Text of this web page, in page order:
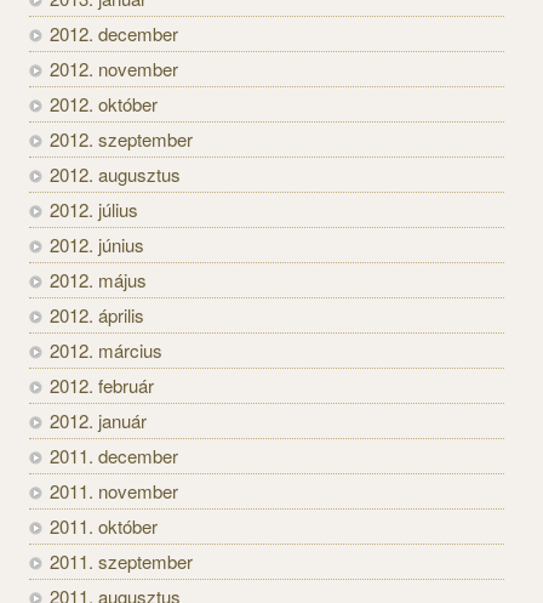
2012. december
2012. november
2012. október
2012. szeptember
2012. augusztus
2012. július
2012. június
2012. május
2012. április
2012. március
2012. február
2012. január
2011. december
2011. november
2011. október
2011. szeptember
2011. augusztus